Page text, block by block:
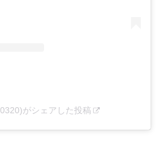
がシェアした投稿